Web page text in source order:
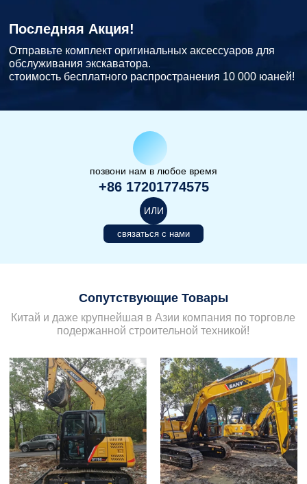
Последняя Акция!
Отправьте комплект оригинальных аксессуаров для
обслуживания экскаватора.
стоимость бесплатного распространения 10 000 юаней!
позвони нам в любое время
+86 17201774575
ИЛИ
связаться с нами
Сопутствующие Товары
Китай и даже крупнейшая в Азии компания по торговле
подержанной строительной техникой!